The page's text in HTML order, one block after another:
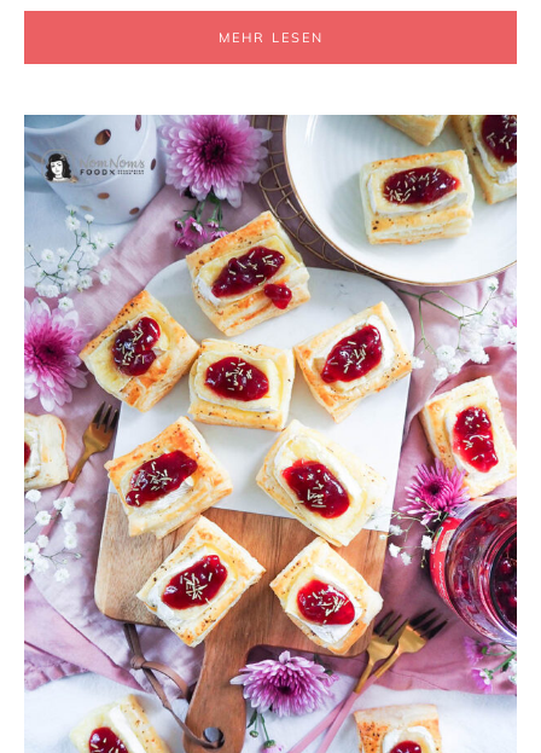
MEHR LESEN